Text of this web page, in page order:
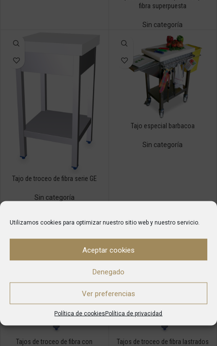
Utilizamos cookies para optimizar nuestro sitio web y nuestro servicio.
Aceptar cookies
Denegado
Ver preferencias
Política de cookiesPolítica de privacidad
fibra superpuesta
Sin categoría
Tajo de troceo de fibra serie GE
Sin categoría
Tajo especial barbacoa
Sin categoría
Tajos de troceo de fibra con
Tajos de troceo de fibra lastrados